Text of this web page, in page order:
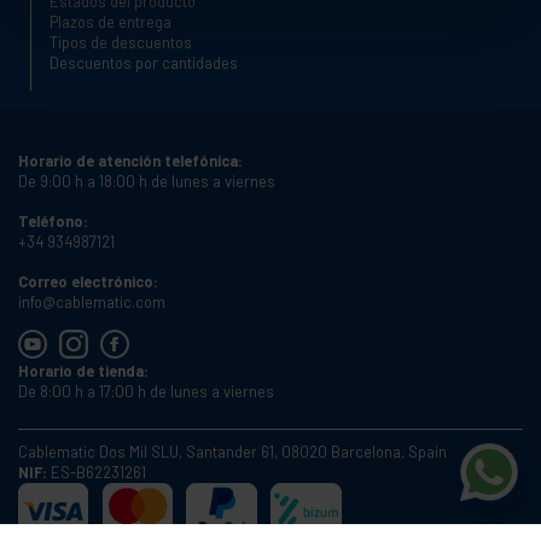
Plazos de entrega
Tipos de descuentos
Descuentos por cantidades
Horario de atención telefónica:
De 9:00 h a 18:00 h de lunes a viernes
Teléfono:
+34 934987121
Correo electrónico:
info@cablematic.com
Horario de tienda:
De 8:00 h a 17:00 h de lunes a viernes
Cablematic Dos Mil SLU, Santander 61, 08020 Barcelona, Spain
NIF: ES-B62231261